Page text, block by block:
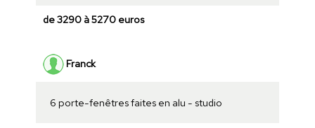
de 3290 à 5270 euros
Franck
6 porte-fenêtres faites en alu - studio